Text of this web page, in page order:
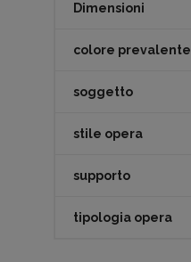
Dimensioni
colore prevalente
soggetto
stile opera
supporto
tipologia opera